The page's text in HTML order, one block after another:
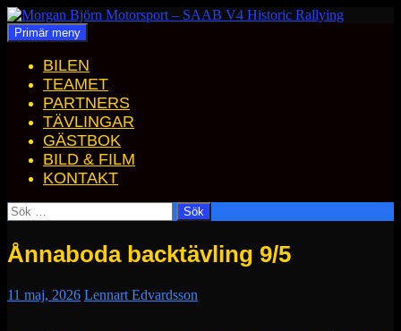
Hoppa
till
innehåll
Morgan Björn Motorsport – SAAB V4 Historic Rallying
Sök
Primär meny
BILEN
TEAMET
PARTNERS
TÄVLINGAR
GÄSTBOK
BILD & FILM
KONTAKT
Sök
efter:
Ånnaboda backtävling 9/5
11 maj, 2026 Lennart Edvardsson